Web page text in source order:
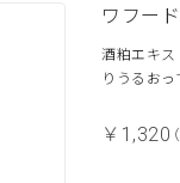
ワフー
酒粕エキス
りうるお
￥1,320